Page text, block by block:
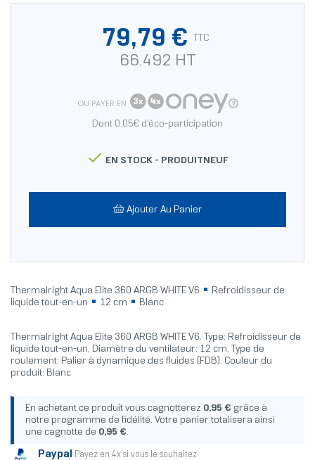
79,79 € TTC
66.492 HT
OU PAYER EN
Dont 0.05€ d'éco-participation
 EN STOCK - PRODUITNEUF
Ajouter Au Panier
Thermalright Aqua Elite 360 ARGB WHITE V6
Refroidisseur de
liquide tout-en-un
12 cm Blanc
Thermalright Aqua Elite 360 ARGB WHITE V6. Type: Refroidisseur de
liquide tout-en-un, Diamètre du ventilateur: 12 cm, Type de
roulement: Palier à dynamique des fluides (FDB). Couleur du
produit: Blanc
En achetant ce produit vous cagnotterez 0,95 € grâce à
notre programme de fidélité. Votre panier totalisera ainsi
une cagnotte de 0,95 €.
Paypal Payez en 4x si vous le souhaitez